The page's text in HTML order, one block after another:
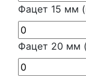
Фацет 15 мм
Фацет 20 мм